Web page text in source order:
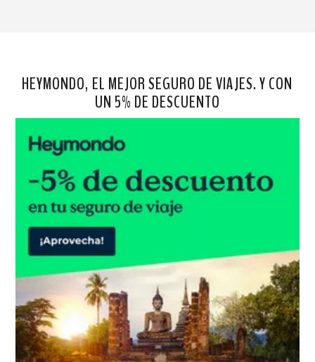
HEYMONDO, EL MEJOR SEGURO DE VIAJES. Y CON
UN 5% DE DESCUENTO